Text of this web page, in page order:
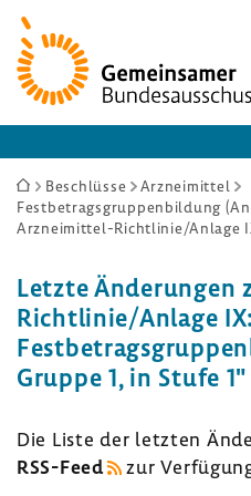
Zur
Startseite
Sie
sind
Beschlüsse
Arzneimittel
Festbetragsgruppenbildung
Letzte Ände­rungen
Richtlinie/Anlage IX:
Gruppe 1, in Stufe 1"
Die Liste der letzten
RSS-​Feed
zur